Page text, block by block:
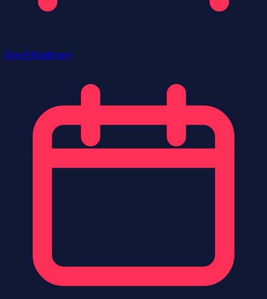
David Kaufmann